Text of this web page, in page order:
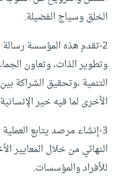
الخلق وسياج الفضيلة.
2-تقدم هذه المؤسسة رسالة
وتطوير الذات، وتعاون
التنمية ،وتحقيق الشراكة
الأخرى لما فيه خير
3-إنشاء مرصد يتابع
النهائي من خلال المعايير
للأفراد والمؤسسات.